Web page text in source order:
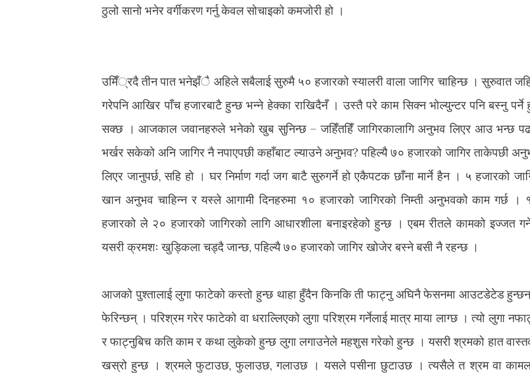
ठुलो सानो भनेर वर्गीकरण गर्नु केवल सोचाइको कमजोरी हो ।
उमिँ्रदै तीन पात भनेझँै अहिले सबैलाई सुरुमै ५० हजारको स्यालरी वाला जागिर चाहिन्छ । सुरुवात
गरेपनि आखिर पाँच हजारबाटै हुन्छ भन्ने हेक्का राखिदैनँ । उस्तै परे काम सिक्न भोल्युन्टर पनि बस्नु पर्ने
सक्छ । आजकाल जवानहरुले भनेको खुब सुनिन्छ – जहिँतहिँ जागिरकालागि अनुभव लिएर आउ भन्छ
भर्खर सकेको अनि जागिर नै नपाएपछी कहाँबाट ल्याउने अनुभव? पहिल्यै ७० हजारको जागिर ताकेपछी
लिएर जानुपर्छ, सहि हो । घर निर्माण गर्दा जग बाटै सुरुगर्ने हो एकैपटक छाँना मार्ने हैन । ५ हजारको
खान अनुभव चाहिन्न र यस्ले आगामी दिनहरुमा १० हजारको जागिरको निम्ती अनुभवको काम गर्छ ।
हजारको ले २० हजारको जागिरको लागि आधारशीला बनाइरहेको हुन्छ । एबम रीतले कामको इज्जत
यसरी क्रमशः खुड्किला चड्दै जान्छ, पहिल्यै ७० हजारको जागिर खोजेर बस्ने बसी नै रहन्छ ।
आजको पुश्तालाई लुगा फाटेको कस्तो हुन्छ थाहा हुँदैन किनकि ती फाट्नु अघिनै फेसनमा आउटडेटेड
फेरिन्छन् । परिश्रम गरेर फाटेको वा धराल्लिएको लुगा परिश्रम गर्नेलाई मात्र माया लाग्छ । त्यो लुगा
र फाट्नुबिच कति काम र कथा लुकेको हुन्छ लुगा लगाउनेले महशुस गरेको हुन्छ । यसरी श्रमको हात
खस्रो हुन्छ । श्रमले फुटाउछ, फुलाउछ, गलाउछ । यसले पसीना छुटाउछ । त्यसैले त श्रम वा